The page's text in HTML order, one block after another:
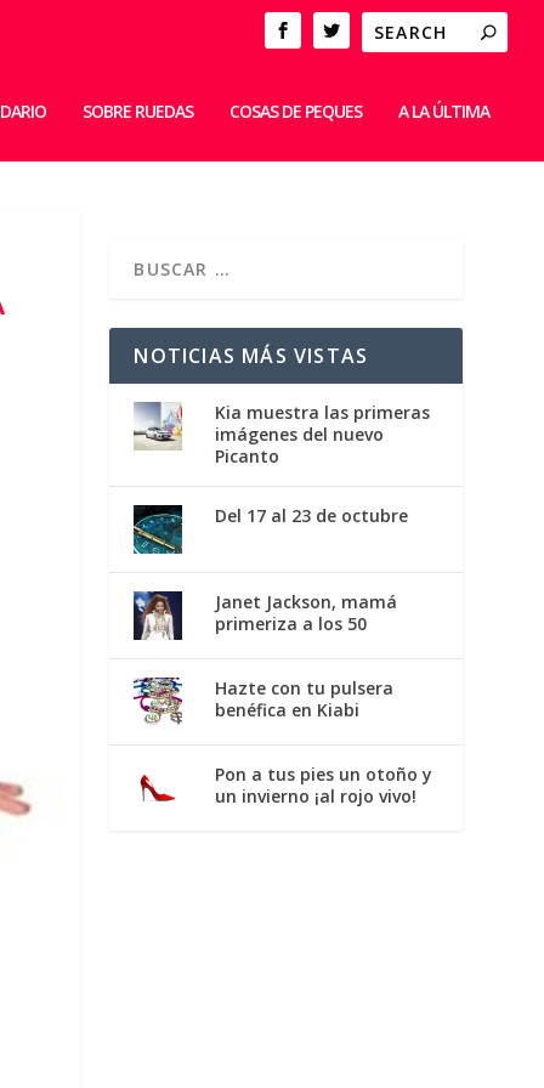
SOBRE RUEDAS COSAS DE PEQUES A LA ÚLTIMA
NOTICIAS MÁS VISTAS
Kia muestra las primeras
imágenes del nuevo
Picanto
Del 17 al 23 de octubre
Janet Jackson, mamá
primeriza a los 50
Hazte con tu pulsera
benéfica en Kiabi
Pon a tus pies un otoño y
un invierno ¡al rojo vivo!